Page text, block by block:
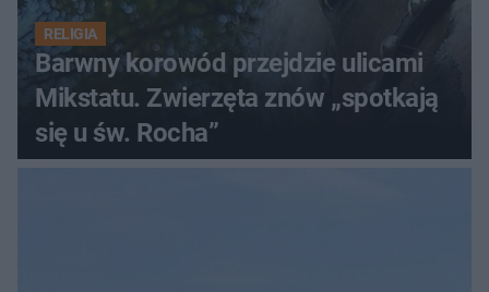
RELIGIA
Barwny korowód przejdzie ulicami
Mikstatu. Zwierzęta znów „spotkają
się u św. Rocha”